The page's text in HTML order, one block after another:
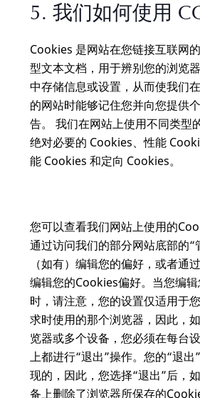
5. 我们如何使用
Cookies 是网站在您链接互联网
型文本文档，用于辨别您的浏览
中存储信息或设置，从而使我们
的网站时能够记住您并向您提供
告。 我们在网站上使用不同类型
绝对必要的 Cookies、性能
能 Cookies 和定向 Cookies。
您可以查看我们网站上使用的
通过访问我们的部分网站底部的
（如有）编辑您的偏好，或者通
编辑您的Cookies偏好。当您编
时，请注意，您的设置仅适用于
求时使用的那个浏览器，因此，
览器或多个设备，您必须在每台
上都进行“退出”操作。您的“退
现的，因此，您选择“退出”后，
备上删除了浏览器所保存的